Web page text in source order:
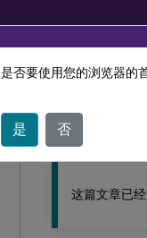
此内容已经过机器动
这篇文章已
是否要使用您的浏览器的
是 否